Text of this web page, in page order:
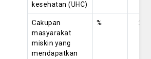
kesehatan (UHC)
Cakupan
masyarakat
miskin yang
mendapatkan
% 21